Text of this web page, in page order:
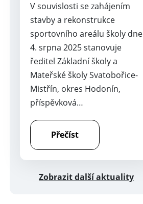
V souvislosti se zahájením
stavby a rekonstrukce
sportovního areálu školy dne
4. srpna 2025 stanovuje
ředitel Základní školy a
Mateřské školy Svatobořice-
Mistřín, okres Hodonín,
příspěvková…
Přečíst
Zobrazit další aktuality